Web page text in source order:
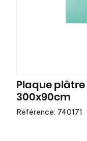
Plaque plâtre
300x90cm
Référence: 740171